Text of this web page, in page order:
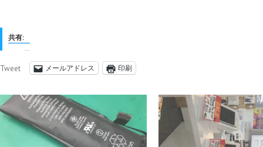
共有:
Tweet メールアドレス 印刷